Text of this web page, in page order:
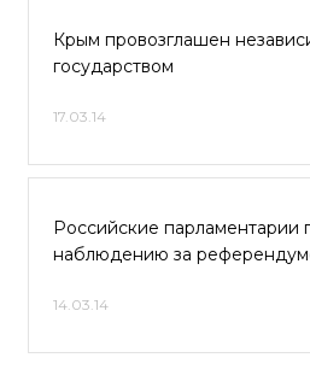
Крым провозглашен
государством
17.03.14
Российские парламентарии
наблюдению за
14.03.14